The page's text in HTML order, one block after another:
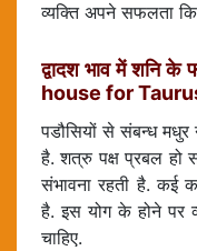
व्यक्ति अपने सफलता
द्वादश भाव में
house for
पडौसियों से संबन्ध मधुर
है. शत्रु पक्ष प्रबल हो
संभावना रहती है. कई
है. इस योग के होने पर
चाहिए.